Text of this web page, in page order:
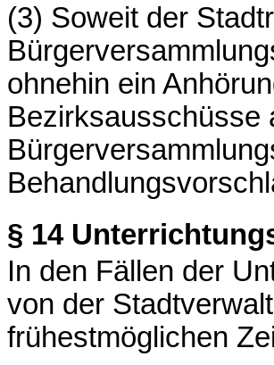
(3) Soweit der
ohnehin ein
Bezirksausschüsse
§ 14
In den Fällen der
von der
frühestmöglichen